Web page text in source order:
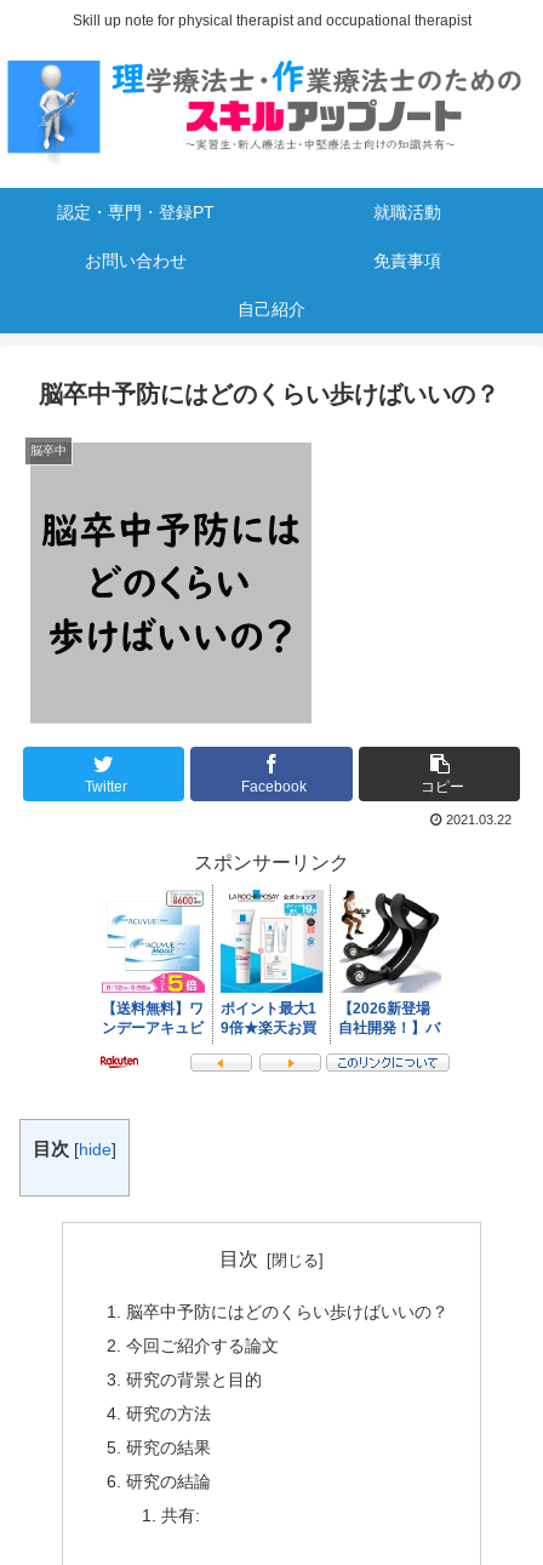
Skill up note for physical therapist and occupational therapist
認定・専門・登録PT 就職活動
お問い合わせ 免責事項
自己紹介
脳卒中予防にはどのくらい歩けばいいの？
脳卒中
Twitter Facebook コピー
2021.03.22
スポンサーリンク
目次 [hide]
目次
脳卒中予防にはどのくらい歩けばいいの？
今回ご紹介する論文
研究の背景と目的
研究の方法
研究の結果
研究の結論
共有: